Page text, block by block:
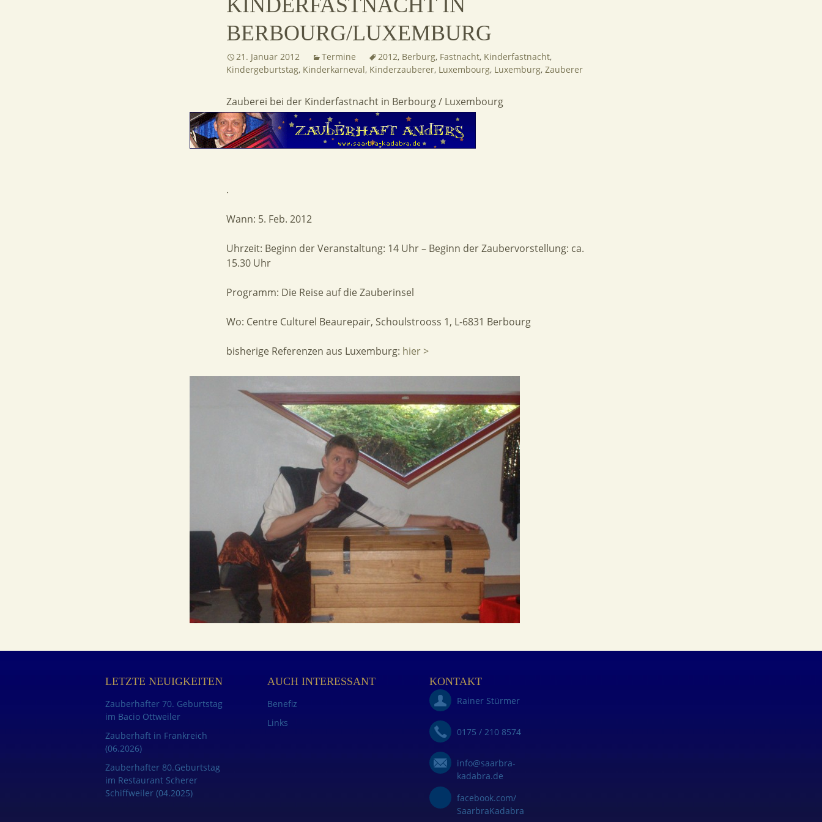
KINDERFASTNACHT IN
BERBOURG/LUXEMBURG
21. Januar 2012 Termine 2012, Berburg, Fastnacht, Kinderfastnacht,
Kindergeburtstag, Kinderkarneval, Kinderzauberer, Luxembourg, Luxemburg, Zauberer
Zauberei bei der Kinderfastnacht in Berbourg / Luxembourg
.
Wann: 5. Feb. 2012
Uhrzeit: Beginn der Veranstaltung: 14 Uhr – Beginn der Zaubervorstellung: ca.
15.30 Uhr
Programm: Die Reise auf die Zauberinsel
Wo: Centre Culturel Beaurepair, Schoulstrooss 1, L-6831 Berbourg
bisherige Referenzen aus Luxemburg: hier >
LETZTE NEUIGKEITEN
Zauberhafter 70. Geburtstag
im Bacio Ottweiler
Zauberhaft in Frankreich
(06.2026)
Zauberhafter 80.Geburtstag
im Restaurant Scherer
Schiffweiler (04.2025)
AUCH INTERESSANT
Benefiz
Links
KONTAKT
Rainer Stürmer
0175 / 210 8574
info@saarbra-
kadabra.de
facebook.com/
SaarbraKadabra